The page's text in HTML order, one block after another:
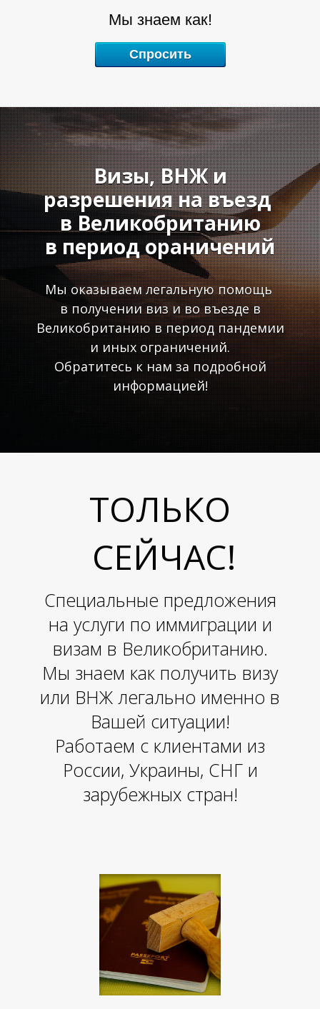
И
И
У
И
М
М
Мы знаем как!
Спросить
Визы, ВНЖ и
разрешения на въезд
в Великобританию
в период ораничений
Мы оказываем легальную помощь
в получении виз и во въезде в
Великобританию в период пандемии
и иных ограничений.
Обратитесь к нам за подробной
информацией!
ТОЛЬКО
СЕЙЧАС!
Специальные предложения
на услуги по иммиграции и
визам в Великобританию.
Мы знаем как получить визу
или ВНЖ легально именно в
Вашей ситуации!
Работаем с клиентами из
России, Украины, СНГ и
зарубежных стран!